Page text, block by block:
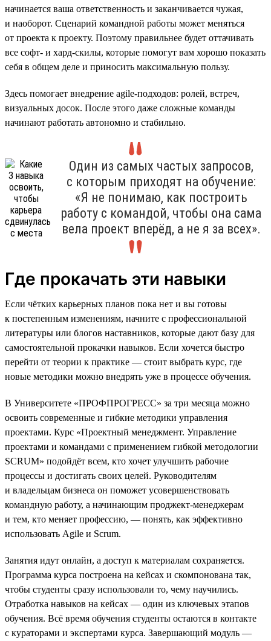
начинается ваша ответственность и заканчивается чужая,
и наоборот. Сценарий командной работы может меняться
от проекта к проекту. Поэтому правильнее будет оттачивать
все софт- и хард-скилы, которые помогут вам хорошо показать
себя в общем деле и приносить максимальную пользу.
Здесь помогает внедрение agile-подходов: ролей, встреч,
визуальных досок. После этого даже сложные команды
начинают работать автономно и стабильно.
Один из самых частых запросов,
с которым приходят на обучение:
«Я не понимаю, как построить
работу с командой, чтобы она сама
вела проект вперёд, а не я за всех».
Где прокачать эти навыки
Если чётких карьерных планов пока нет и вы готовы
к постепенным изменениям, начните с профессиональной
литературы или блогов наставников, которые дают базу для
самостоятельной прокачки навыков. Если хочется быстро
перейти от теории к практике — стоит выбрать курс, где
новые методики можно внедрять уже в процессе обучения.
В Университете «ПРОФПРОГРЕСС» за три месяца можно
освоить современные и гибкие методики управления
проектами. Курс «Проектный менеджмент. Управление
проектами и командами с применением гибкой методологии
SCRUM» подойдёт всем, кто хочет улучшить рабочие
процессы и достигать своих целей. Руководителям
и владельцам бизнеса он поможет усовершенствовать
командную работу, а начинающим проджект-менеджерам
и тем, кто меняет профессию, — понять, как эффективно
использовать Agile и Scrum.
Занятия идут онлайн, а доступ к материалам сохраняется.
Программа курса построена на кейсах и скомпонована так,
чтобы студенты сразу использовали то, чему научились.
Отработка навыков на кейсах — один из ключевых этапов
обучения. Всё время обучения студенты остаются в контакте
с кураторами и экспертами курса. Завершающий модуль —